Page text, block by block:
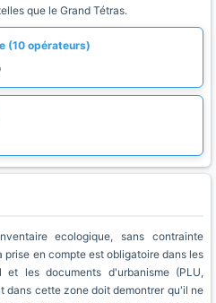
que le Grand Tétras.
(10 opérateurs)
ecologique, sans contrainte
prise en compte est obligatoire dans les
et les documents d'urbanisme (PLU,
dans cette zone doit demontrer qu'il ne